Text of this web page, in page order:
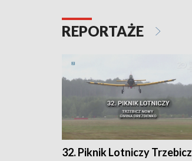
REPORTAŻE
32. Piknik Lotniczy Trzebicz